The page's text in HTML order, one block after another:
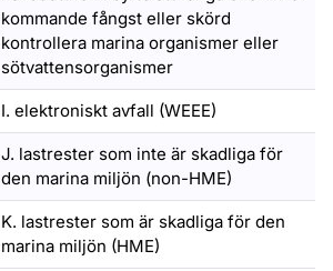
kommande fångst eller skörd
kontrollera marina organismer eller
sötvattensorganismer
I. elektroniskt avfall (WEEE)
J. lastrester som inte är skadliga för
den marina miljön (non-HME)
K. lastrester som är skadliga för den
marina miljön (HME)